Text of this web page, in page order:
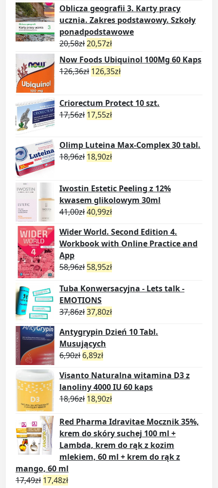
Oblicza geografii 3. Karty pracy
ucznia. Zakres podstawowy. Szkoły
ponadpodstawowe
20,58zł20,57zł
Now Foods Ubiquinol 100Mg 60 Kaps
126,36zł 126,35zł
Criorectum Protect 10 szt.
17,56zł 17,55zł
Olimp Luteina Max-Complex 30 tabl.
18,96zł 18,90zł
Iwostin Estetic Peeling z 12%
kwasem glikolowym 30ml
41,00zł40,99zł
Wider World. Second Edition 4.
Workbook with Online Practice and
App
58,96zł 58,95zł
Tuba Konwersacyjna - Lets talk -
EMOTIONS
37,86zł37,80zł
Antygrypin Dzień 10 Tabl.
Musujących
6,90zł 6,89zł
Visanto Naturalna witamina D3 z
lanoliny 4000 IU 60 kaps
18,96zł 18,90zł
Red Pharma Idravitae Mocznik 35%,
krem do skóry suchej 100 ml +
Lambda, krem do rąk z kozim
mlekiem, 60 ml + krem do rąk z
mango, 60 ml
17,49zł 17,48zł